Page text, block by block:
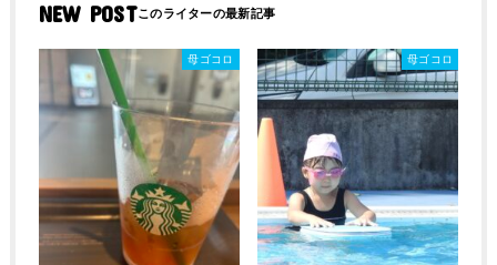
NEW POST
母ゴコロ 母ゴコロ